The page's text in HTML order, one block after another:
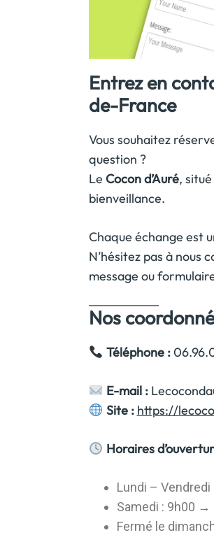
Entrez en
de-France
Vous souhaitez
question ?
Le Cocon d’Auré,
bienveillance.
Chaque échange est
N’hésitez pas à nous
message ou
Nos
Téléphone :
E-mail :
Site : https://
Horaires
Lundi –
Samedi : 9h00 →
Fermé le